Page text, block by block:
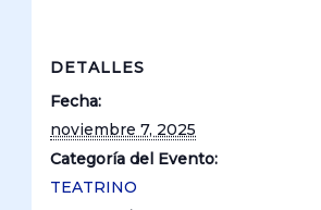
DETALLES
Fecha:
noviembre 7, 2025
Categoría del Evento:
TEATRINO